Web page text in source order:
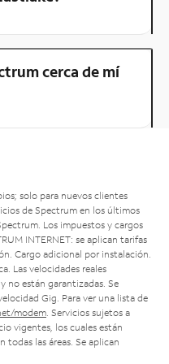
cerca de mí
solo para nuevos clientes
de Spectrum en los últimos
Los impuestos y cargos
INTERNET: se aplican tarifas
Cargo adicional por instalación.
Las velocidades reales
no están garantizadas. Se
Gig. Para ver una lista de
modem . Servicios sujetos a
vigentes, los cuales están
todas las áreas. Se aplican